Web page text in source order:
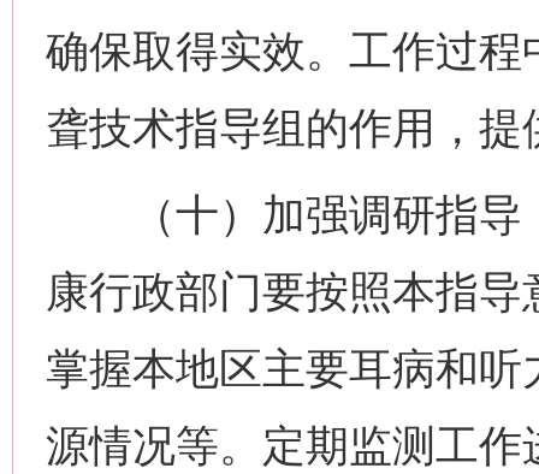
确保取得实效。工作过
聋技术指导组的作用，
（十）加强调研指导
康行政部门要按照本指
掌握本地区主要耳病和
源情况等。定期监测工